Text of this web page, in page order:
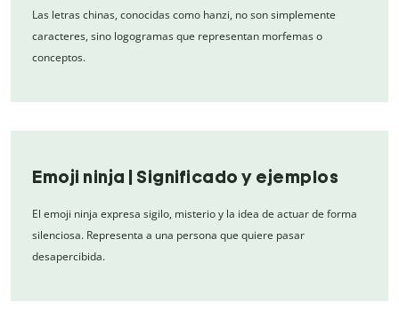
Las letras chinas, conocidas como hanzi, no son simplemente
caracteres, sino logogramas que representan morfemas o
conceptos.
Emoji ninja | Significado y ejemplos
El emoji ninja expresa sigilo, misterio y la idea de actuar de forma
silenciosa. Representa a una persona que quiere pasar
desapercibida.